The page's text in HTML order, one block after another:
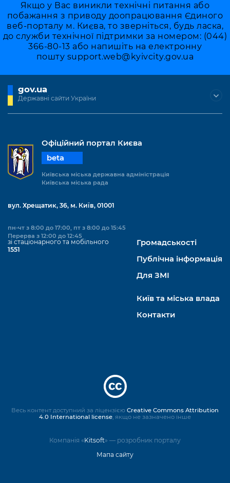
Якщо у Вас виникли технічні питання або
побажання з приводу доопрацювання Єдиного
веб-порталу м. Києва, то зверніться, будь ласка,
до служби технічної підтримки за номером: (044)
366-80-13 або напишіть на електронну
пошту support.web@kyivcity.gov.ua
gov.ua
Державні сайти України
Офіційний портал Києва
beta
Київська міська державна адміністрація
Київська міська рада
вул. Хрещатик, 36, м. Київ, 01001
пн-чт з 8:00 до 17:00, пт з 8:00 до 15:45
Перерва з 12:00 до 12:45
зі стаціонарного та мобільного
1551
Громадськості
Публічна інформація
Для ЗМІ
Київ та міська влада
Контакти
Компанія «Kitsoft» — розробник порталу
Мапа сайту
Весь контент доступний за ліцензією Creative Commons Attribution
4.0 International license, якщо не зазначено інше